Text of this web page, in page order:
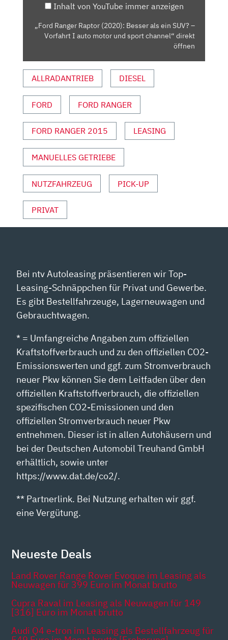
VORFAHRT
MOTOR
UND
SPORT
CHANNEL“
YOUTUBE
ANZEIGEN
Inhalt von YouTube immer anzeigen
„Ford Ranger Raptor (2020): Besser als ein SUV? –
Vorfahrt I auto motor und sport channel“ direkt
öffnen
ALLRADANTRIEB DIESEL
FORD FORD RANGER
FORD RANGER 2015 LEASING
MANUELLES GETRIEBE
NUTZFAHRZEUG PICK-UP
PRIVAT
Bei ntv Autoleasing präsentieren wir Top-
Leasing-Schnäppchen für Privat und Gewerbe.
Es gibt Bestellfahrzeuge, Lagerneuwagen und
Gebrauchtwagen.
* = Umfangreiche Angaben zum offiziellen
Kraftstoffverbrauch und zu den offiziellen CO2-
Emissionswerten und ggf. zum Stromverbrauch
neuer Pkw können Sie dem Leitfaden über den
offiziellen Kraftstoffverbrauch, die offiziellen
spezifischen CO2-Emissionen und den
offiziellen Stromverbrauch neuer Pkw
entnehmen. Dieser ist in allen Autohäusern und
bei der Deutschen Automobil Treuhand GmbH
erhältlich, sowie unter
https://www.dat.de/co2/.
** Partnerlink. Bei Nutzung erhalten wir ggf.
eine Vergütung.
Neueste Deals
Land Rover Range Rover Evoque im Leasing als
Neuwagen für 399 Euro im Monat brutto
Cupra Raval im Leasing als Neuwagen für 149
[316] Euro im Monat brutto
Audi Q4 e-tron im Leasing als Bestellfahrzeug für